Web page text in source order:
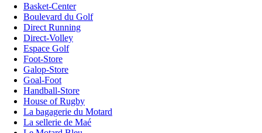
Basket-Center
Boulevard du Golf
Direct Running
Direct-Volley
Espace Golf
Foot-Store
Galop-Store
Goal-Foot
Handball-Store
House of Rugby
La bagagerie du Motard
La sellerie de Maé